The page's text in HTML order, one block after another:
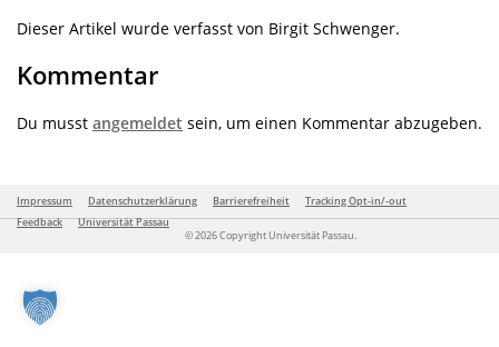
Dieser Artikel wurde verfasst von Birgit Schwenger.
Kommentar
Du musst angemeldet sein, um einen Kommentar abzugeben.
Impressum Datenschutzerklärung Barrierefreiheit
Tracking Opt-in/-out
Feedback
Universität Passau
© 2026 Copyright Universität Passau.